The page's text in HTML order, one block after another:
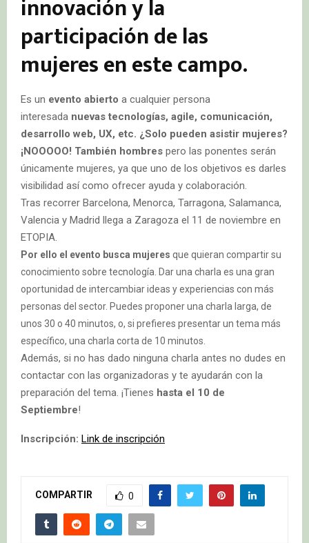
innovación y la
participación de las
mujeres en este campo.
Es un evento abierto a cualquier persona
interesada nuevas tecnologías, agile, comunicación,
desarrollo web, UX, etc. ¿Solo pueden asistir mujeres?
¡NOOOOO! También hombres pero las ponentes serán
únicamente mujeres, ya que uno de los objetivos es darles
visibilidad así como ofrecer ayuda y colaboración.
Tras recorrer Barcelona, Menorca, Tarragona, Salamanca,
Valencia y Madrid llega a Zaragoza el 11 de noviembre en
ETOPIA.
Por ello el evento busca mujeres que quieran compartir su
conocimiento sobre tecnología. Dar una charla es una gran
oportunidad de intercambiar ideas y experiencias con más
personas del sector. Puedes proponer una charla larga, de
unos 30 o 40 minutos, o, si prefieres presentar un tema más
específico, una charla corta de 10 minutos.
Además, si no has dado ninguna charla antes no dudes en
contactar con las organizadoras y te ayudarán con la
preparación del tema. ¡Tienes hasta el 10 de
Septiembre!
Inscripción: Link de inscripción
COMPARTIR 0